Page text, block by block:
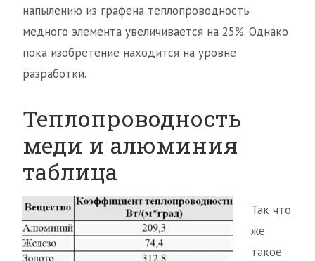
напылению из графена теплопроводность
медного элемента увеличивается на 25%. Однако
пока изобретение находится на уровне
разработки.
Теплопроводность
меди и алюминия
таблица
Так что
же
такое